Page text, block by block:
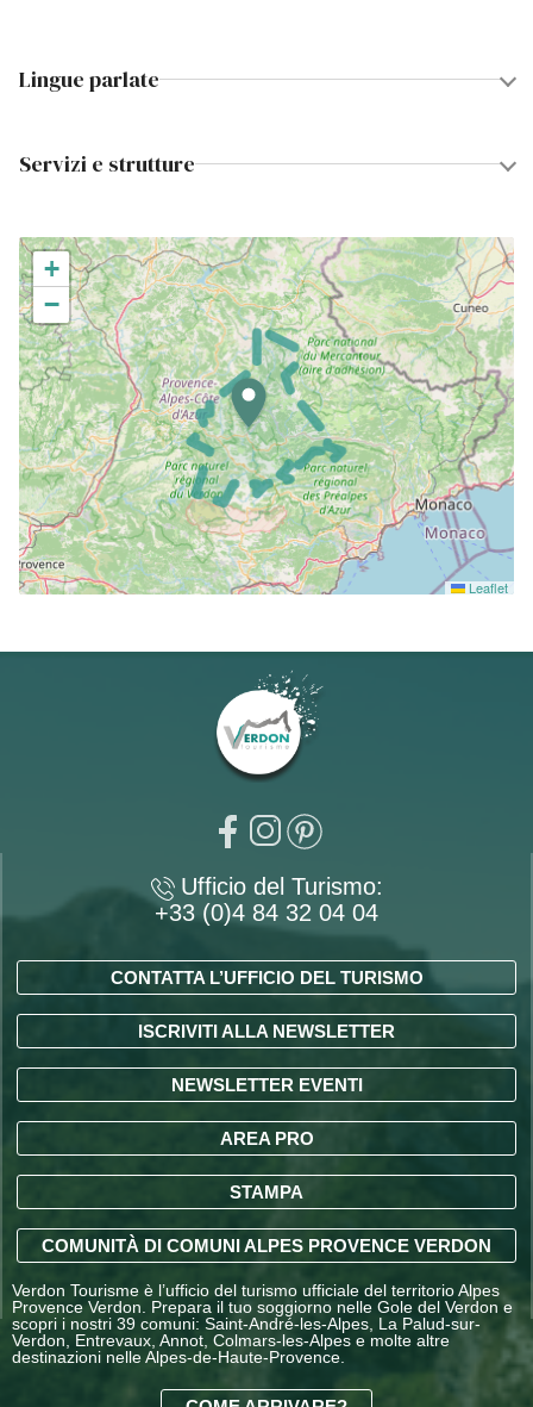
Lingue parlate
Servizi e strutture
+
−
Leaflet
Ufficio del Turismo:
+33 (0)4 84 32 04 04
CONTATTA L’UFFICIO DEL TURISMO
ISCRIVITI ALLA NEWSLETTER
NEWSLETTER EVENTI
AREA PRO
STAMPA
COMUNITÀ DI COMUNI ALPES PROVENCE VERDON
Verdon Tourisme è l’ufficio del turismo ufficiale del territorio Alpes
Provence Verdon. Prepara il tuo soggiorno nelle Gole del Verdon e
scopri i nostri 39 comuni: Saint-André-les-Alpes, La Palud-sur-
Verdon, Entrevaux, Annot, Colmars-les-Alpes e molte altre
destinazioni nelle Alpes-de-Haute-Provence.